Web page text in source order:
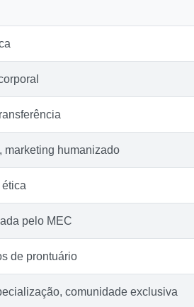
marketing humanizado
pelo MEC
de prontuário
comunidade exclusiva